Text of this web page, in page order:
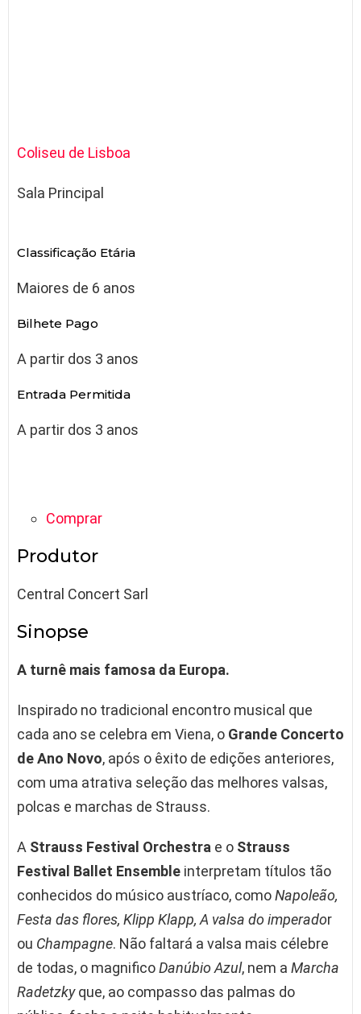
Coliseu de Lisboa
Sala Principal
Classificação Etária
Maiores de 6 anos
Bilhete Pago
A partir dos 3 anos
Entrada Permitida
A partir dos 3 anos
Comprar
Produtor
Central Concert Sarl
Sinopse
A turnê mais famosa da Europa.
Inspirado no tradicional encontro musical que
cada ano se celebra em Viena, o Grande Concerto
de Ano Novo, após o êxito de edições anteriores,
com uma atrativa seleção das melhores valsas,
polcas e marchas de Strauss.
A Strauss Festival Orchestra e o Strauss
Festival Ballet Ensemble interpretam títulos tão
conhecidos do músico austríaco, comoNapoleão,
Festa das flores, Klipp Klapp, A valsa do imperador
ou Champagne. Não faltará a valsa mais célebre
de todas, o magnificoDanúbio Azul, nem a Marcha
Radetzkyque, ao compasso das palmas do